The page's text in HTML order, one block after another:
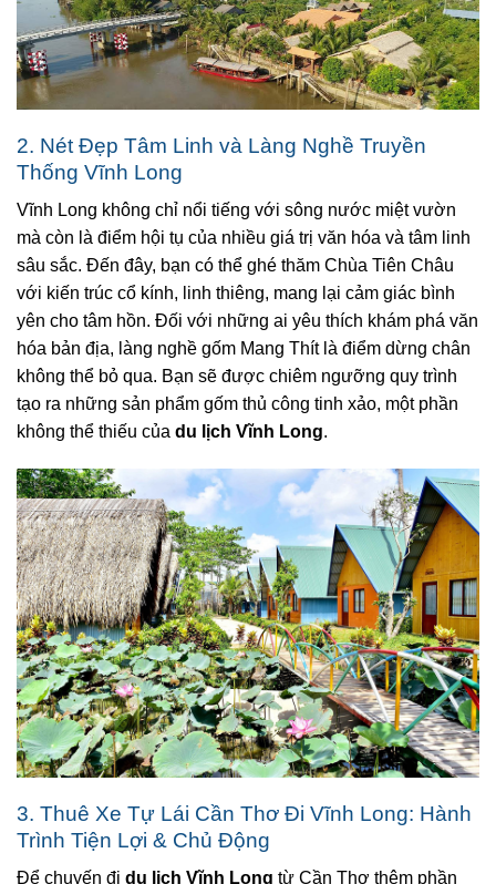
2. Nét Đẹp Tâm Linh và Làng Nghề Truyền
Thống Vĩnh Long
Vĩnh Long không chỉ nổi tiếng với sông nước miệt vườn
mà còn là điểm hội tụ của nhiều giá trị văn hóa và tâm linh
sâu sắc. Đến đây, bạn có thể ghé thăm Chùa Tiên Châu
với kiến trúc cổ kính, linh thiêng, mang lại cảm giác bình
yên cho tâm hồn. Đối với những ai yêu thích khám phá văn
hóa bản địa, làng nghề gốm Mang Thít là điểm dừng chân
không thể bỏ qua. Bạn sẽ được chiêm ngưỡng quy trình
tạo ra những sản phẩm gốm thủ công tinh xảo, một phần
không thể thiếu của du lịch Vĩnh Long.
3. Thuê Xe Tự Lái Cần Thơ Đi Vĩnh Long: Hành
Trình Tiện Lợi & Chủ Động
Để chuyến đi du lịch Vĩnh Long từ Cần Thơ thêm phần